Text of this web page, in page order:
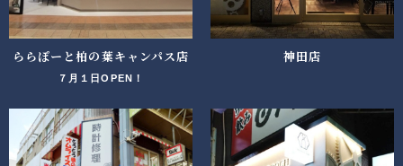
ららぽーと柏の葉キャンパス店
７月１日OPEN！
神田店